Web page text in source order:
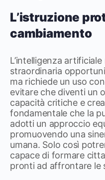
L’istruzione
cambiamento
L’intelligenza
straordinaria
ma richiede un uso
evitare che diventi un
capacità critiche e
fondamentale che la
adotti un approccio
promuovendo una
umana. Solo così
capace di formare
pronti ad affrontare le